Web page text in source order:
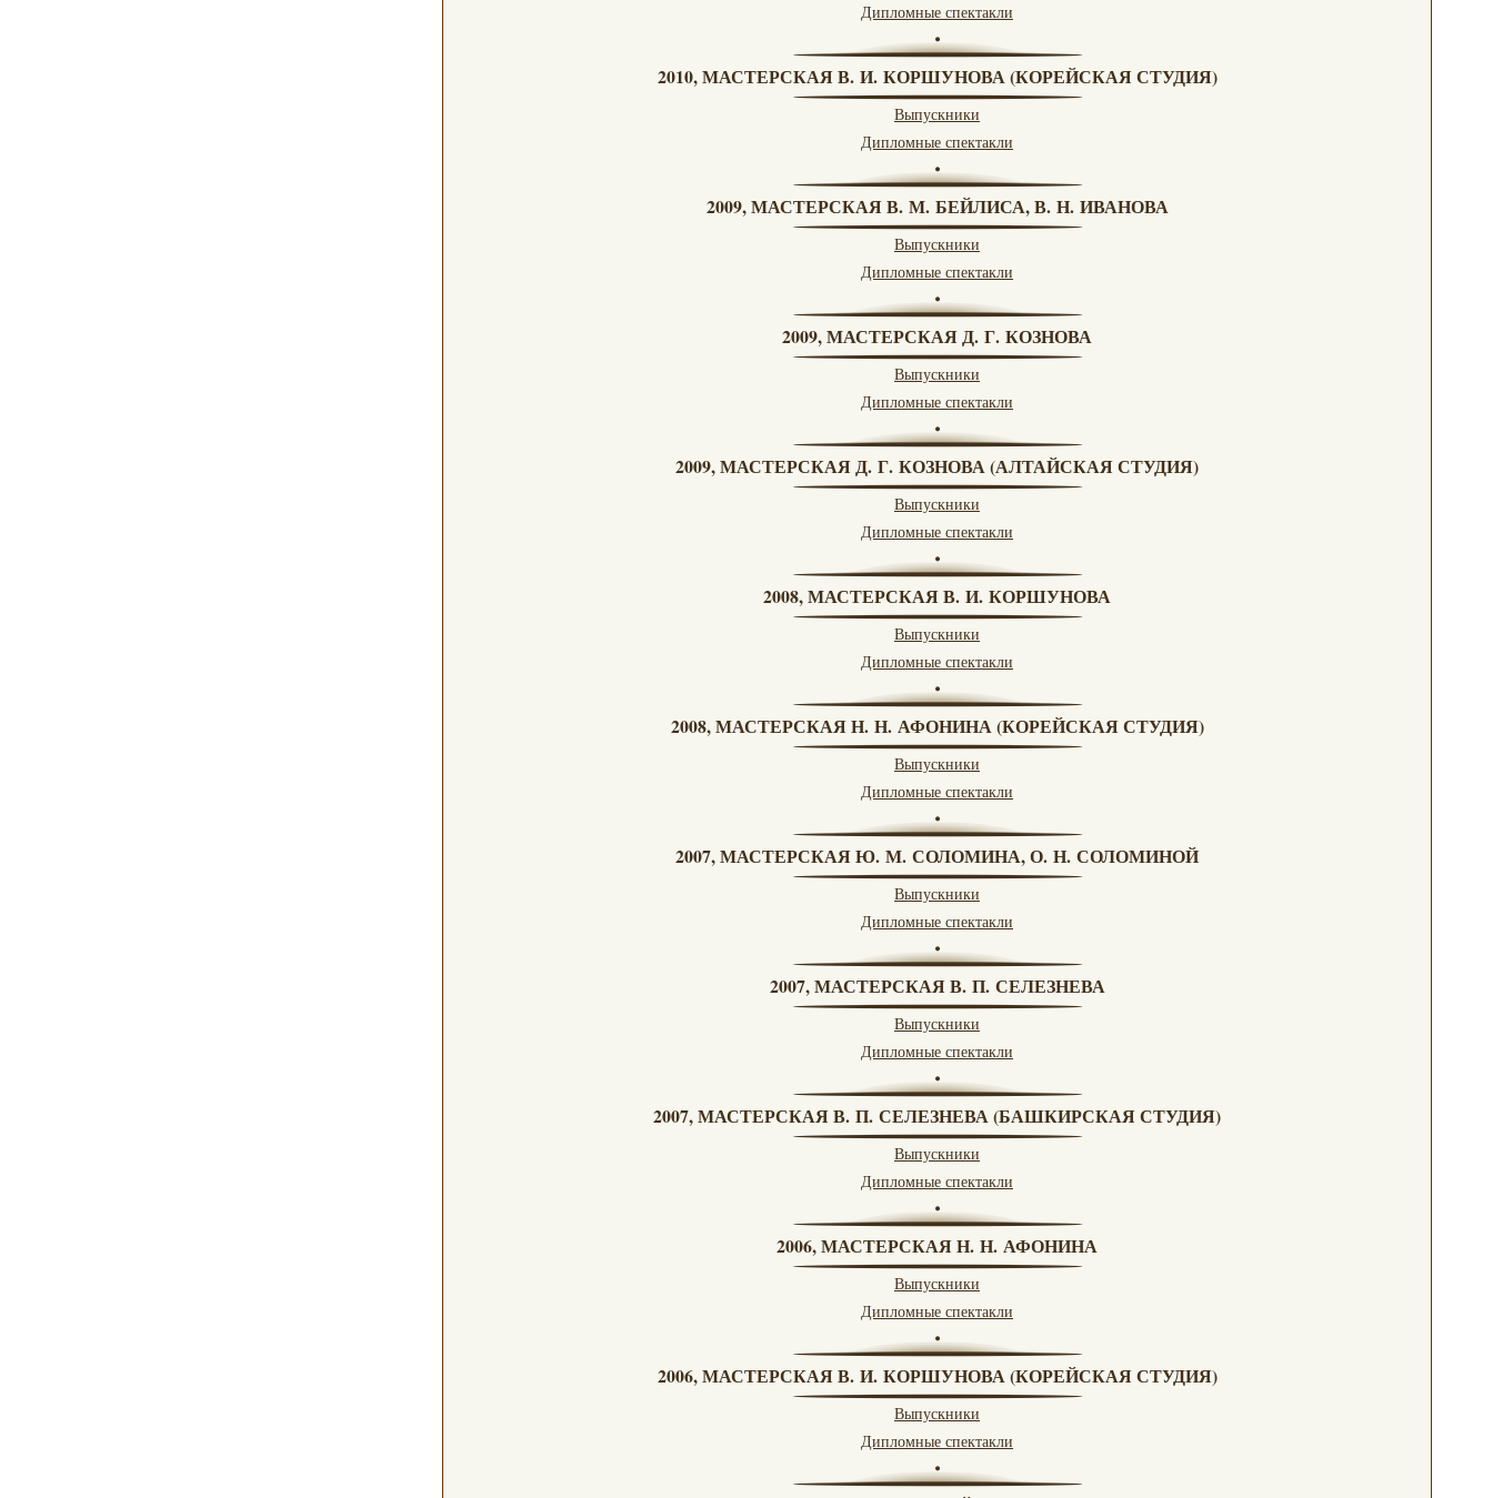
Дипломные спектакли
2010, МАСТЕРСКАЯ В. И. КОРШУНОВА (КОРЕЙСКАЯ СТУДИЯ)
Выпускники
Дипломные спектакли
2009, МАСТЕРСКАЯ В. М. БЕЙЛИСА, В. Н. ИВАНОВА
Выпускники
Дипломные спектакли
2009, МАСТЕРСКАЯ Д. Г. КОЗНОВА
Выпускники
Дипломные спектакли
2009, МАСТЕРСКАЯ Д. Г. КОЗНОВА (АЛТАЙСКАЯ СТУДИЯ)
Выпускники
Дипломные спектакли
2008, МАСТЕРСКАЯ В. И. КОРШУНОВА
Выпускники
Дипломные спектакли
2008, МАСТЕРСКАЯ Н. Н. АФОНИНА (КОРЕЙСКАЯ СТУДИЯ)
Выпускники
Дипломные спектакли
2007, МАСТЕРСКАЯ Ю. М. СОЛОМИНА, О. Н. СОЛОМИНОЙ
Выпускники
Дипломные спектакли
2007, МАСТЕРСКАЯ В. П. СЕЛЕЗНЕВА
Выпускники
Дипломные спектакли
2007, МАСТЕРСКАЯ В. П. СЕЛЕЗНЕВА (БАШКИРСКАЯ СТУДИЯ)
Выпускники
Дипломные спектакли
2006, МАСТЕРСКАЯ Н. Н. АФОНИНА
Выпускники
Дипломные спектакли
2006, МАСТЕРСКАЯ В. И. КОРШУНОВА (КОРЕЙСКАЯ СТУДИЯ)
Выпускники
Дипломные спектакли